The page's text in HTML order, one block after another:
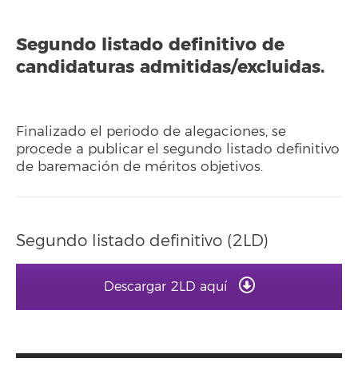
Segundo listado definitivo de
candidaturas admitidas/excluidas.
Finalizado el periodo de alegaciones, se
procede a publicar el segundo listado definitivo
de baremación de méritos objetivos.
Segundo listado definitivo (2LD)
Descargar 2LD aquí